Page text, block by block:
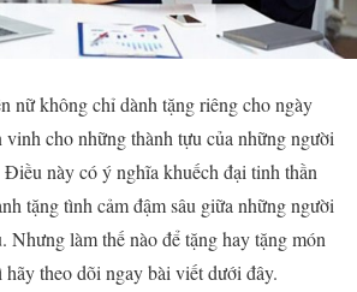
nữ không chỉ dành tặng riêng cho ngày
vinh cho những thành tựu của những người
này có ý nghĩa khuếch đại tinh thần
tặng tình cảm đậm sâu giữa những người
Nhưng làm thế nào để tặng hay tặng món
theo dõi ngay bài viết dưới đây.